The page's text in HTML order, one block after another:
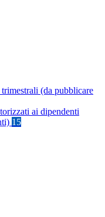
trimestrali (da pubblicare
ai dipendenti
15